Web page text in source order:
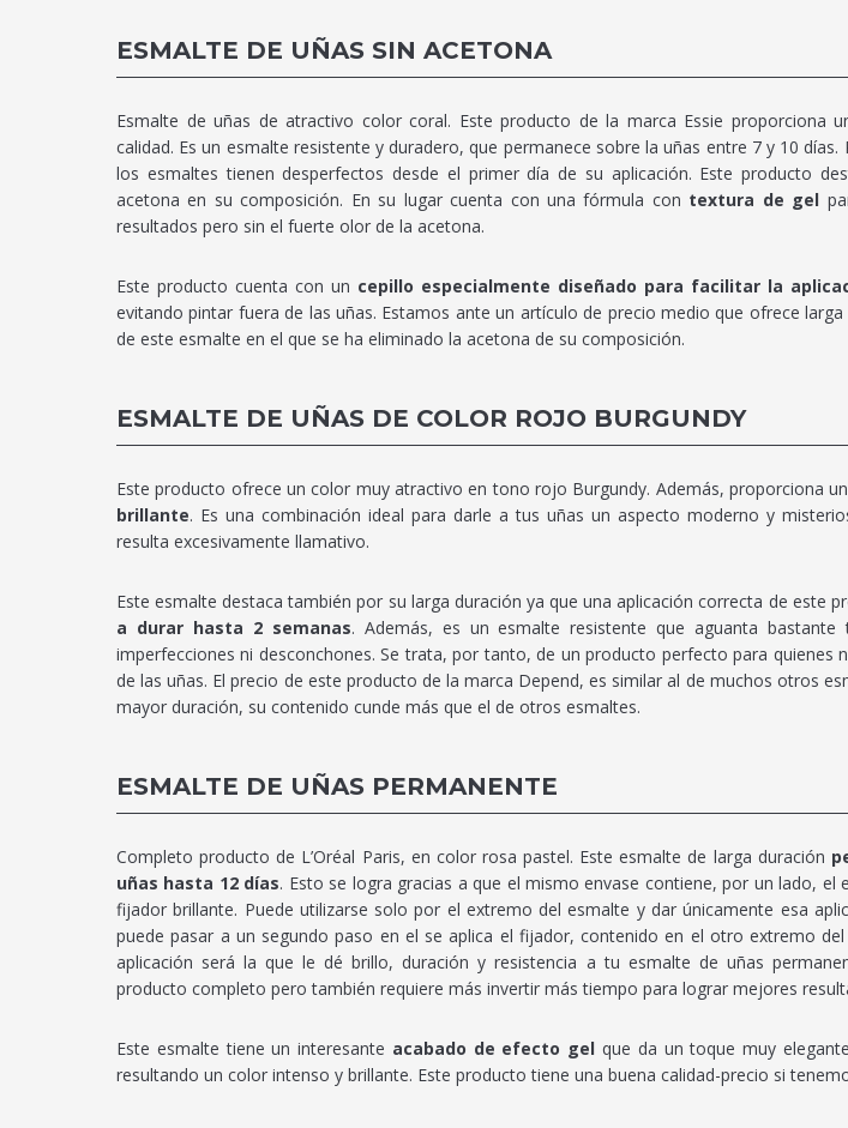
ESMALTE DE UÑAS SIN ACETONA
Esmalte de uñas de atractivo color coral. Este producto de la marca Essie proporciona
calidad. Es un esmalte resistente y duradero, que permanece sobre la uñas entre 7 y 10 días.
los esmaltes tienen desperfectos desde el primer día de su aplicación. Este producto
acetona en su composición. En su lugar cuenta con una fórmula con textura de gel
resultados pero sin el fuerte olor de la acetona.
Este producto cuenta con un cepillo especialmente diseñado para facilitar la
evitando pintar fuera de las uñas. Estamos ante un artículo de precio medio que ofrece
de este esmalte en el que se ha eliminado la acetona de su composición.
ESMALTE DE UÑAS DE COLOR ROJO BURGUNDY
Este producto ofrece un color muy atractivo en tono rojo Burgundy. Además, proporciona
brillante. Es una combinación ideal para darle a tus uñas un aspecto moderno y
resulta excesivamente llamativo.
Este esmalte destaca también por su larga duración ya que una aplicación correcta de este
a durar hasta 2 semanas. Además, es un esmalte resistente que aguanta bastante
imperfecciones ni desconchones. Se trata, por tanto, de un producto perfecto para
de las uñas. El precio de este producto de la marca Depend, es similar al de muchos otros
mayor duración, su contenido cunde más que el de otros esmaltes.
ESMALTE DE UÑAS PERMANENTE
Completo producto de L’Oréal Paris, en color rosa pastel. Este esmalte de larga duración
uñas hasta 12 días. Esto se logra gracias a que el mismo envase contiene, por un lado, el
fijador brillante. Puede utilizarse solo por el extremo del esmalte y dar únicamente esa
puede pasar a un segundo paso en el se aplica el fijador, contenido en el otro extremo del
aplicación será la que le dé brillo, duración y resistencia a tu esmalte de uñas
producto completo pero también requiere más invertir más tiempo para lograr mejores
Este esmalte tiene un interesante acabado de efecto gel que da un toque muy
resultando un color intenso y brillante. Este producto tiene una buena calidad-precio si